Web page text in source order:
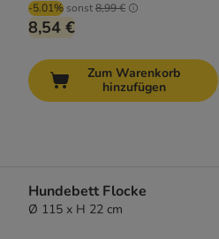
-5.01% sonst8,99 €
8,54 €
Zum Warenkorb
hinzufügen
Hundebett Flocke
Ø 115 x H 22 cm